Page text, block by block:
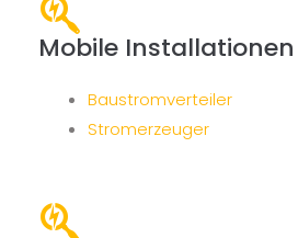
Mobile Installationen
Baustromverteiler
Stromerzeuger